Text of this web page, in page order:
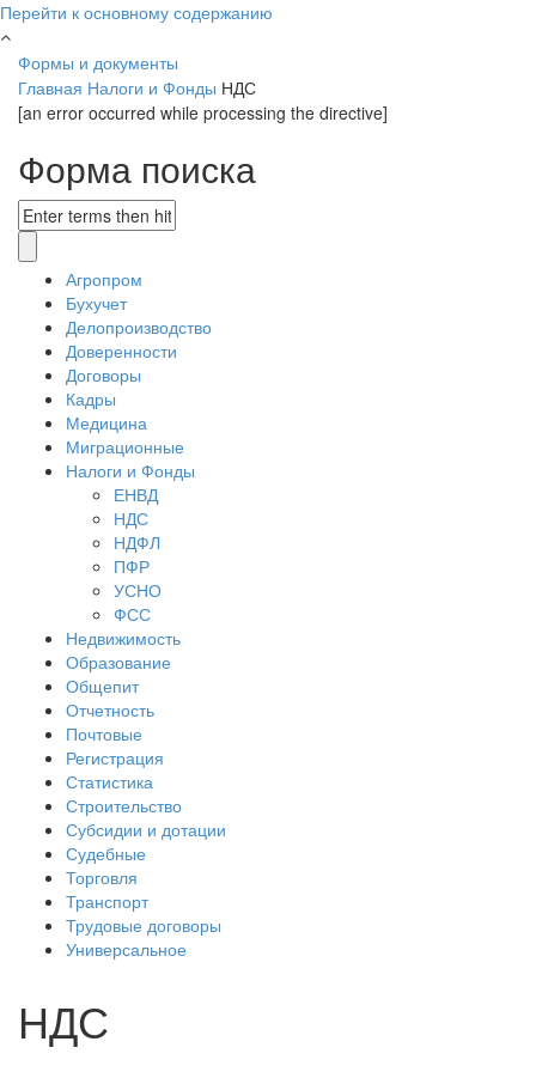
Перейти к основному содержанию
Формы и документы
Главная Налоги и Фонды НДС
[an error occurred while processing the directive]
Форма поиска
Агропром
Бухучет
Делопроизводство
Доверенности
Договоры
Кадры
Медицина
Миграционные
Налоги и Фонды
ЕНВД
НДС
НДФЛ
ПФР
УСНО
ФСС
Недвижимость
Образование
Общепит
Отчетность
Почтовые
Регистрация
Статистика
Строительство
Субсидии и дотации
Судебные
Торговля
Транспорт
Трудовые договоры
Универсальное
НДС